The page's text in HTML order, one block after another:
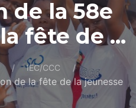
de la 58e
fête de ...
IEC/CCC
de la fête de la jeunesse